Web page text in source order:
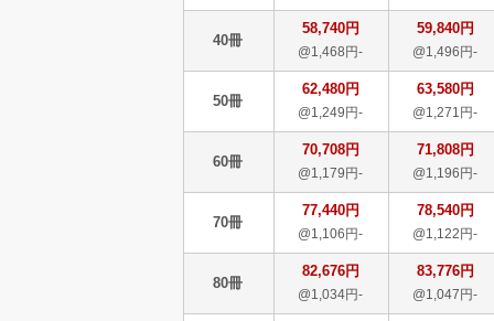
40冊
58,740円
@1,468円-
59,840円
@1,496円-
50冊
62,480円
@1,249円-
63,580円
@1,271円-
60冊
70,708円
@1,179円-
71,808円
@1,196円-
70冊
77,440円
@1,106円-
78,540円
@1,122円-
80冊
82,676円
@1,034円-
83,776円
@1,047円-